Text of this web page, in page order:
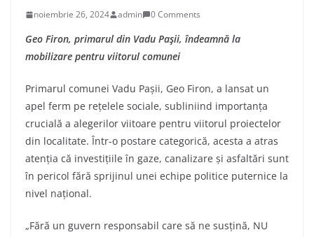
noiembrie 26, 2024 admin 0 Comments
Geo Firon, primarul din Vadu Pașii, îndeamnă la
mobilizare pentru viitorul comunei
Primarul comunei Vadu Pașii, Geo Firon, a lansat un
apel ferm pe rețelele sociale, subliniind importanța
crucială a alegerilor viitoare pentru viitorul proiectelor
din localitate. Într-o postare categorică, acesta a atras
atenția că investițiile în gaze, canalizare și asfaltări sunt
în pericol fără sprijinul unei echipe politice puternice la
nivel național.
„Fără un guvern responsabil care să ne susțină, NU